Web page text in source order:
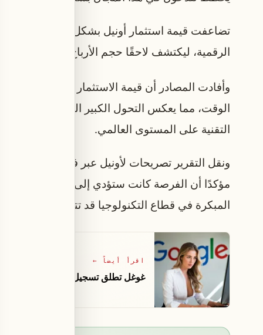
تضاعفت قيمة استثمار أونيل بشكل كبير مع النمو
الرقمية، ليكتشف لاحقًا حجم الأرباح التي حققها
وأفادت المصادر أن قيمة الاستثمار لو تم
الوقت، مما يعكس التحول الكبير الذي شهدته
التقنية على المستوى العالمي.
ونقل التقرير تصريحات لأونيل عبر فيها عن ندمه
مؤكدًا أن الفرصة كانت ستؤدي إلى عائد أكبر لو
المبكرة في قطاع التكنولوجيا قد تتحول إلى
اقرأ أيضاً ←
غوغل تطلق تسجيل الدخول عبر فيديو